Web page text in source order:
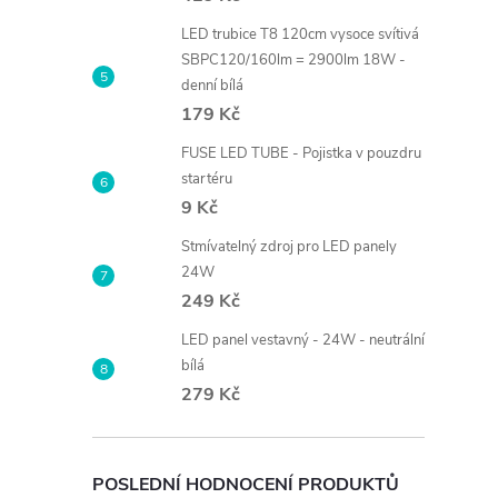
LED trubice T8 120cm vysoce svítivá
SBPC120/160lm = 2900lm 18W -
denní bílá
179 Kč
FUSE LED TUBE - Pojistka v pouzdru
startéru
9 Kč
Stmívatelný zdroj pro LED panely
24W
249 Kč
LED panel vestavný - 24W - neutrální
bílá
279 Kč
POSLEDNÍ HODNOCENÍ PRODUKTŮ